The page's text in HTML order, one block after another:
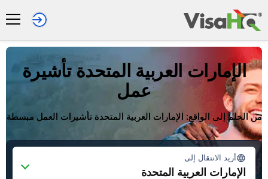
الإمارات العربية المتحدة تأشيرة
عمل
من الحلم إلى الواقع: الإمارات العربية المتحدة تأشيرات العمل مبسطة
أريد الانتقال إلى
الإمارات العربية المتحدة